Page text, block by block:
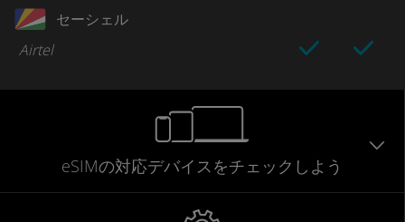
セーシェル
Airtel
eSIMの対応デバイスをチェックしよう